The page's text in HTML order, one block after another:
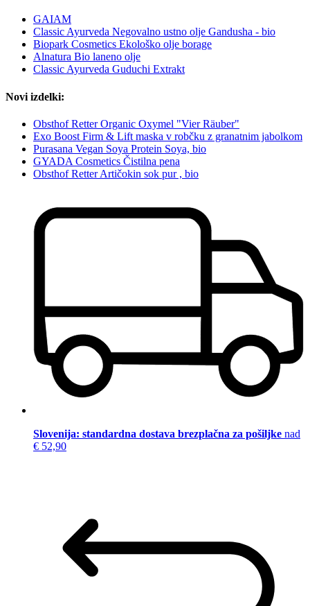
GAIAM
Classic Ayurveda Negovalno ustno olje Gandusha - bio
Biopark Cosmetics Ekološko olje borage
Alnatura Bio laneno olje
Classic Ayurveda Guduchi Extrakt
Novi izdelki:
Obsthof Retter Organic Oxymel "Vier Räuber"
Exo Boost Firm & Lift maska v robčku z granatnim jabolkom
Purasana Vegan Soya Protein Soya, bio
GYADA Cosmetics Čistilna pena
Obsthof Retter Artičokin sok pur , bio
Slovenija: standardna dostava brezplačna za pošiljke nad
€ 52,90